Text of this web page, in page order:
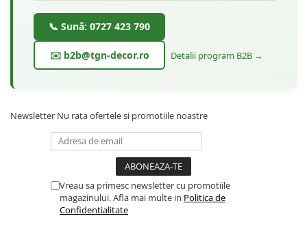
📞 Sună: 0727 423 790
✉️ b2b@tgn-decor.ro Detalii program B2B →
Newsletter Nu rata ofertele si promotiile noastre
Vreau sa primesc newsletter cu promotiile
magazinului. Afla mai multe in Politica de
Confidentialitate